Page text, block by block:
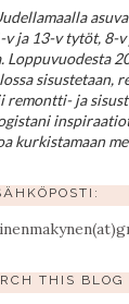
ja 13-v tytöt, 8-v
Loppuvuodesta
sisustetaan,
remontti- ja
kurkistamaan
THIS BLOG